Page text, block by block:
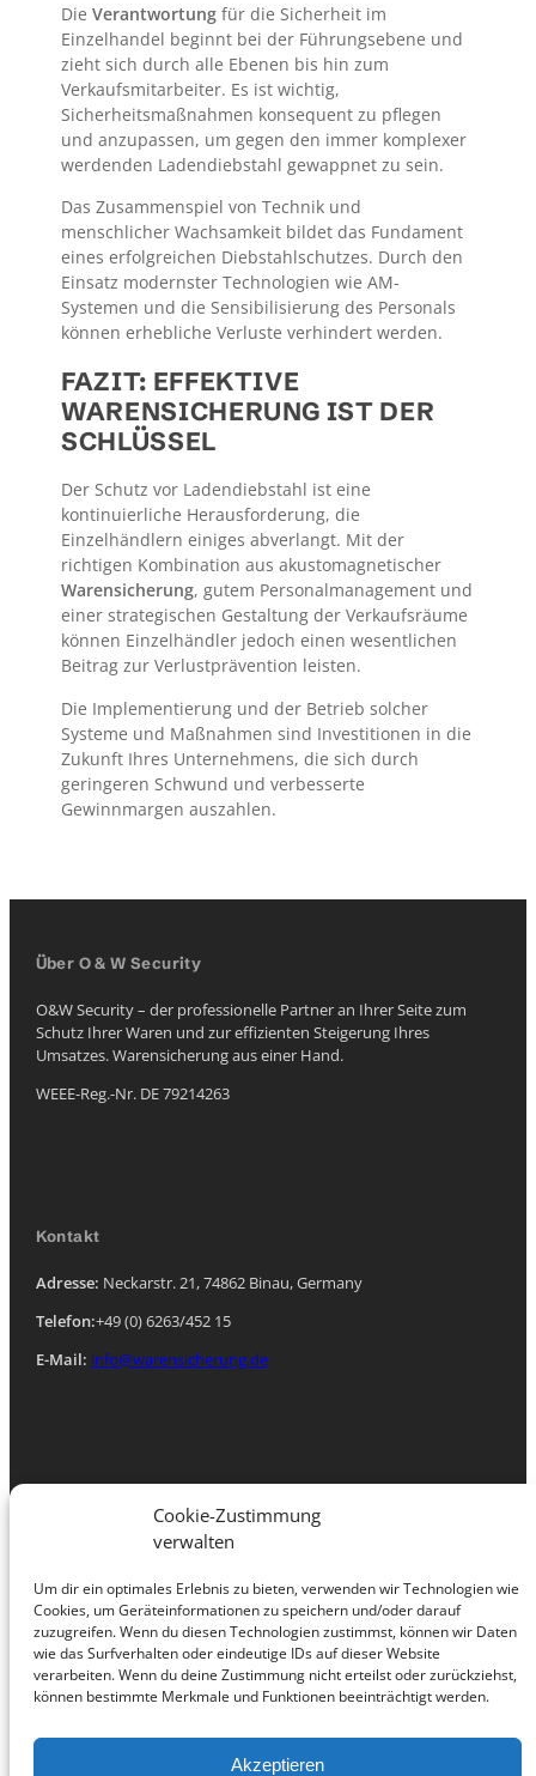
Cookie-Zustimmung
verwalten
Um dir ein optimales Erlebnis zu bieten, verwenden wir Technologien wie
Cookies, um Geräteinformationen zu speichern und/oder darauf
zuzugreifen. Wenn du diesen Technologien zustimmst, können wir Daten
wie das Surfverhalten oder eindeutige IDs auf dieser Website
verarbeiten. Wenn du deine Zustimmung nicht erteilst oder zurückziehst,
können bestimmte Merkmale und Funktionen beeinträchtigt werden.
Akzeptieren
DieVerantwortung für die Sicherheit im
Einzelhandel beginnt bei der Führungsebene und
zieht sich durch alle Ebenen bis hin zum
Verkaufsmitarbeiter. Es ist wichtig,
Sicherheitsmaßnahmen konsequent zu pflegen
und anzupassen, um gegen den immer komplexer
werdenden Ladendiebstahl gewappnet zu sein.
Das Zusammenspiel von Technik und
menschlicher Wachsamkeit bildet das Fundament
eines erfolgreichen Diebstahlschutzes. Durch den
Einsatz modernster Technologien wie AM-
Systemen und die Sensibilisierung des Personals
können erhebliche Verluste verhindert werden.
FAZIT: EFFEKTIVE
WARENSICHERUNG IST DER
SCHLÜSSEL
Der Schutz vor Ladendiebstahl ist eine
kontinuierliche Herausforderung, die
Einzelhändlern einiges abverlangt. Mit der
richtigen Kombination aus akustomagnetischer
Warensicherung, gutem Personalmanagement und
einer strategischen Gestaltung der Verkaufsräume
können Einzelhändler jedoch einen wesentlichen
Beitrag zur Verlustprävention leisten.
Die Implementierung und der Betrieb solcher
Systeme und Maßnahmen sind Investitionen in die
Zukunft Ihres Unternehmens, die sich durch
geringeren Schwund und verbesserte
Gewinnmargen auszahlen.
Über O & W Security
O&W Security – der professionelle Partner an Ihrer Seite zum
Schutz Ihrer Waren und zur effizienten Steigerung Ihres
Umsatzes. Warensicherung aus einer Hand.
WEEE-Reg.-Nr. DE 79214263
Kontakt
Adresse: Neckarstr. 21, 74862 Binau, Germany
Telefon:+49 (0) 6263/452 15
E-Mail: info@warensicherung.de
Produkte
Leasing Informationen
Kontakt
Terminvereinbarung Vor-Ort-Beratung
Impressum
Datenschutz